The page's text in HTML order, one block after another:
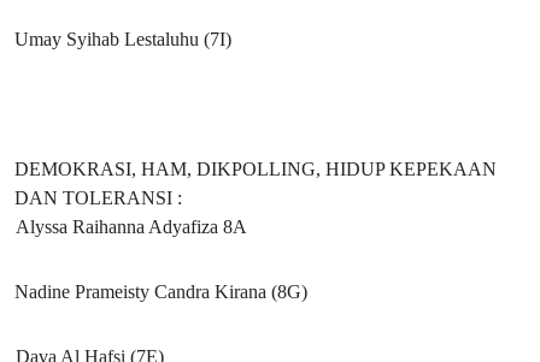
Umay Syihab Lestaluhu (7I)
DEMOKRASI, HAM, DIKPOLLING, HIDUP KEPEKAAN
DAN TOLERANSI :
Alyssa Raihanna Adyafiza 8A
Nadine Prameisty Candra Kirana (8G)
Dava Al Hafsi (7E)